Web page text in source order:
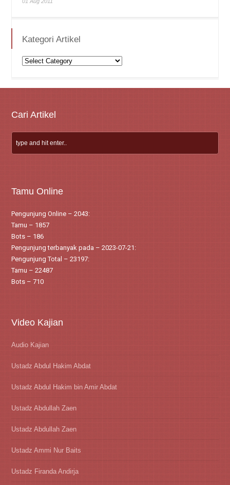
Kategori Artikel
Kategori
Cari Artikel
Tamu Online
Pengunjung Online – 2043:
Tamu – 1857
Bots – 186
Pengunjung terbanyak pada – 2023-07-21:
Pengunjung Total – 23197:
Tamu – 22487
Bots – 710
Video Kajian
Audio Kajian
Ustadz Abdul Hakim Abdat
Ustadz Abdul Hakim bin Amir Abdat
Ustadz Abdullah Zaen
Ustadz Abdullah Zaen
Ustadz Ammi Nur Baits
Ustadz Firanda Andirja